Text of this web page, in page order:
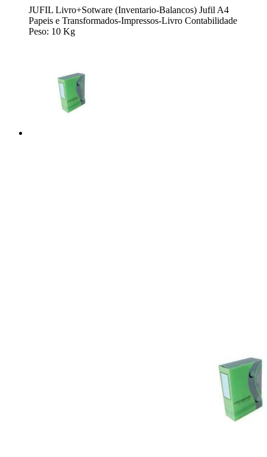
JUFIL Livro+Sotware (Inventario-Balancos) Jufil A4
Papeis e Transformados-Impressos-Livro Contabilidade
Peso: 10 Kg